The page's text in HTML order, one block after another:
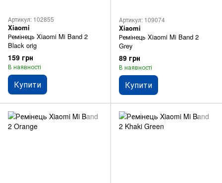
Артикул: 102855
Xiaomi
Ремінець Xiaomi Mi Band 2
Black orig
159 грн
В наявності
Купити
Артикул: 109074
Xiaomi
Ремінець Xiaomi Mi Band 2
Grey
89 грн
В наявності
Купити